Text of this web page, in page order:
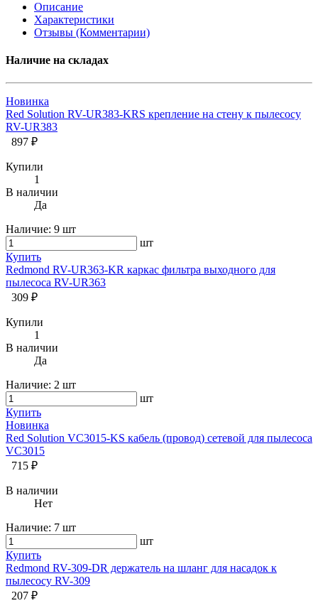
Описание
Характеристики
Отзывы (Комментарии)
Наличие на складах
Новинка
Red Solution RV-UR383-KRS крепление на стену к пылесосу
RV-UR383
897 ₽
Купили
1
В наличии
Да
Наличие: 9 шт
шт
Купить
Redmond RV-UR363-KR каркас фильтра выходного для
пылесоса RV-UR363
309 ₽
Купили
1
В наличии
Да
Наличие: 2 шт
шт
Купить
Новинка
Red Solution VC3015-KS кабель (провод) сетевой для пылесоса
VC3015
715 ₽
В наличии
Нет
Наличие: 7 шт
шт
Купить
Redmond RV-309-DR держатель на шланг для насадок к
пылесосу RV-309
207 ₽